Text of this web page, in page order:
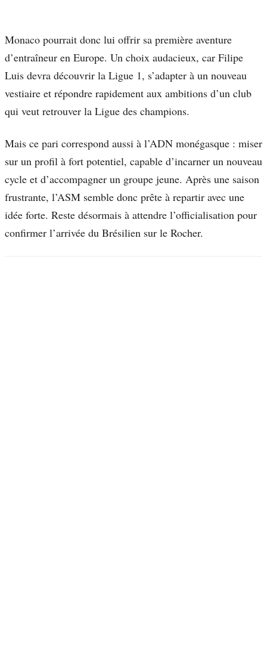
Monaco pourrait donc lui offrir sa première aventure
d’entraîneur en Europe. Un choix audacieux, car Filipe
Luis devra découvrir la Ligue 1, s’adapter à un nouveau
vestiaire et répondre rapidement aux ambitions d’un club
qui veut retrouver la Ligue des champions.
Mais ce pari correspond aussi à l’ADN monégasque : miser
sur un profil à fort potentiel, capable d’incarner un nouveau
cycle et d’accompagner un groupe jeune. Après une saison
frustrante, l’ASM semble donc prête à repartir avec une
idée forte. Reste désormais à attendre l’officialisation pour
confirmer l’arrivée du Brésilien sur le Rocher.